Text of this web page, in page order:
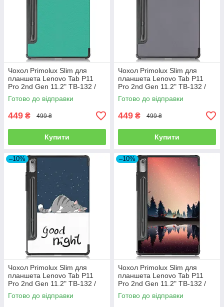
Чохол Primolux Slim для
планшета Lenovo Tab P11
Pro 2nd Gen 11.2" TB-132 /
TB-138 - Dark Green
Готово до відправки
449 ₴ 499 ₴
Купити
Чохол Primolux Slim для
планшета Lenovo Tab P11
Pro 2nd Gen 11.2" TB-132 /
TB-138 - Grey
Готово до відправки
449 ₴ 499 ₴
Купити
–10%
Чохол Primolux Slim для
планшета Lenovo Tab P11
Pro 2nd Gen 11.2" TB-132 /
TB-138 - Good Night
Готово до відправки
–10%
Чохол Primolux Slim для
планшета Lenovo Tab P11
Pro 2nd Gen 11.2" TB-132 /
TB-138 - Nature
Готово до відправки